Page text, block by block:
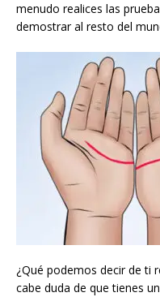
menudo realices las
demostrar al resto del
¿Qué podemos decir de ti
cabe duda de que tienes